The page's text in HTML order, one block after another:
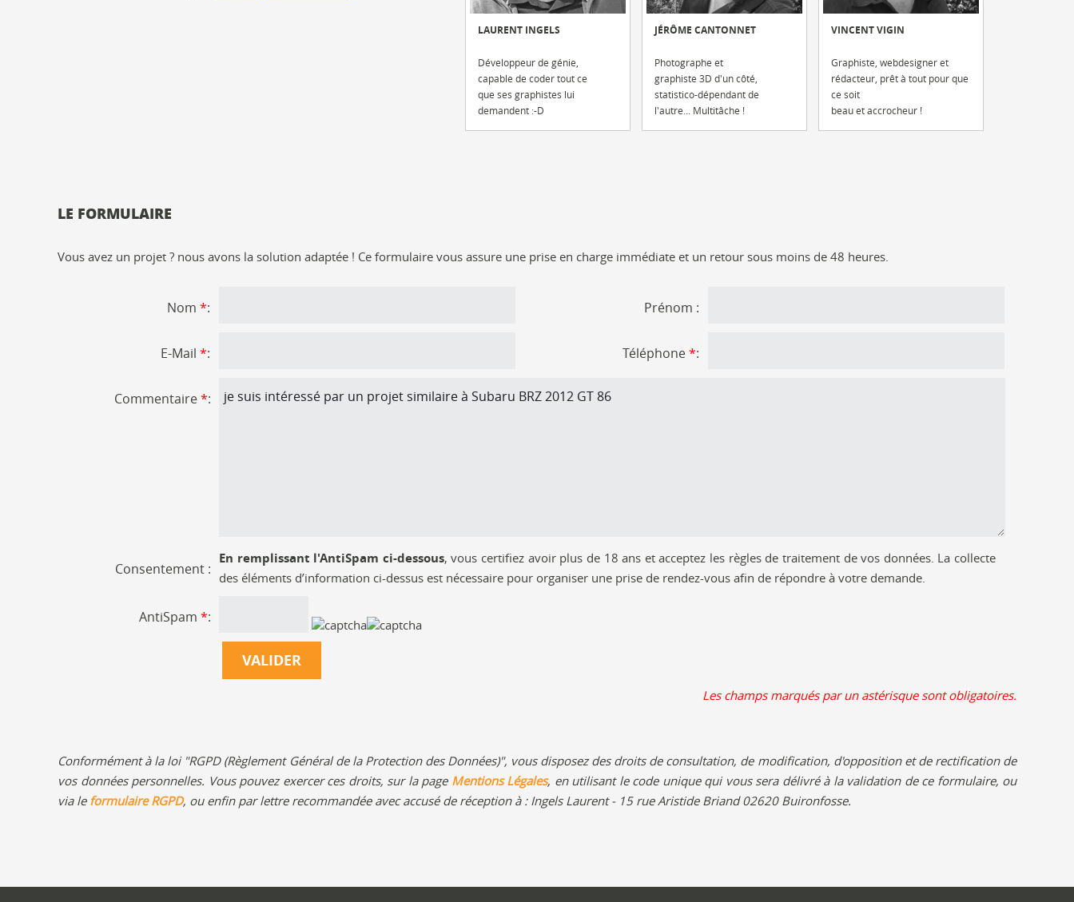
LAURENT INGELS
Développeur de génie,
capable de coder tout ce
que ses graphistes lui
demandent :-D
JÉRÔME CANTONNET
Photographe et
graphiste 3D d'un côté,
statistico-dépendant de
l'autre... Multitâche !
VINCENT VIGIN
Graphiste, webdesigner et
rédacteur, prêt à tout pour que
ce soit
beau et accrocheur !
LE FORMULAIRE
Vous avez un projet ? nous avons la solution adaptée ! Ce formulaire vous assure une prise en charge immédiate et un retour sous moins de 48 heures.
Nom*: Prénom :
E-Mail*: Téléphone*:
Commentaire*:
Consentement :
En remplissant l'AntiSpam ci-dessous, vous certifiez avoir plus de 18 ans et acceptez les règles de traitement de vos données. La collecte
des éléments d’information ci-dessus est nécessaire pour organiser une prise de rendez-vous afin de répondre à votre demande.
AntiSpam *:
Les champs marqués par un astérisque sont obligatoires.
Conformément à la loi "RGPD (Règlement Général de la Protection des Données)", vous disposez des droits de consultation, de modification, d'opposition et de rectification de
vos données personnelles. Vous pouvez exercer ces droits, sur la page Mentions Légales, en utilisant le code unique qui vous sera délivré à la validation de ce formulaire, ou
via le formulaire RGPD, ou enfin par lettre recommandée avec accusé de réception à : Ingels Laurent - 15 rue Aristide Briand 02620 Buironfosse.